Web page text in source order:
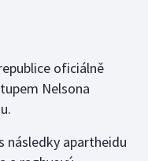
oficiálně
Nelsona
následky apartheidu